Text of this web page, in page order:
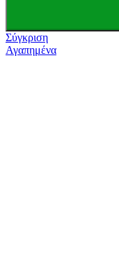
Σύγκριση
Αγαπημένα